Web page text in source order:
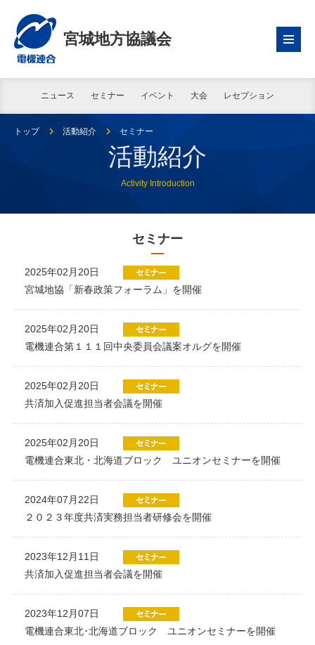
宮城地方協議会
ニュース セミナー イベント 大会 レセプション
トップ 活動紹介 セミナー
活動紹介
Activity Introduction
セミナー
2025年02月20日
宮城地協「新春政策フォーラム」を開催
2025年02月20日
電機連合第１１１回中央委員会議案オルグを開催
2025年02月20日
共済加入促進担当者会議を開催
2025年02月20日
電機連合東北・北海道ブロック ユニオンセミナーを開催
2024年07月22日
２０２３年度共済実務担当者研修会を開催
2023年12月11日
共済加入促進担当者会議を開催
2023年12月07日
電機連合東北･北海道ブロック ユニオンセミナーを開催